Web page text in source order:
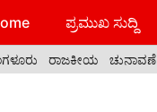
ಪ್ರಮುಖ ಸುದ್ದಿ
ರಾಜಕೀಯ ಚುನಾವಣೆ